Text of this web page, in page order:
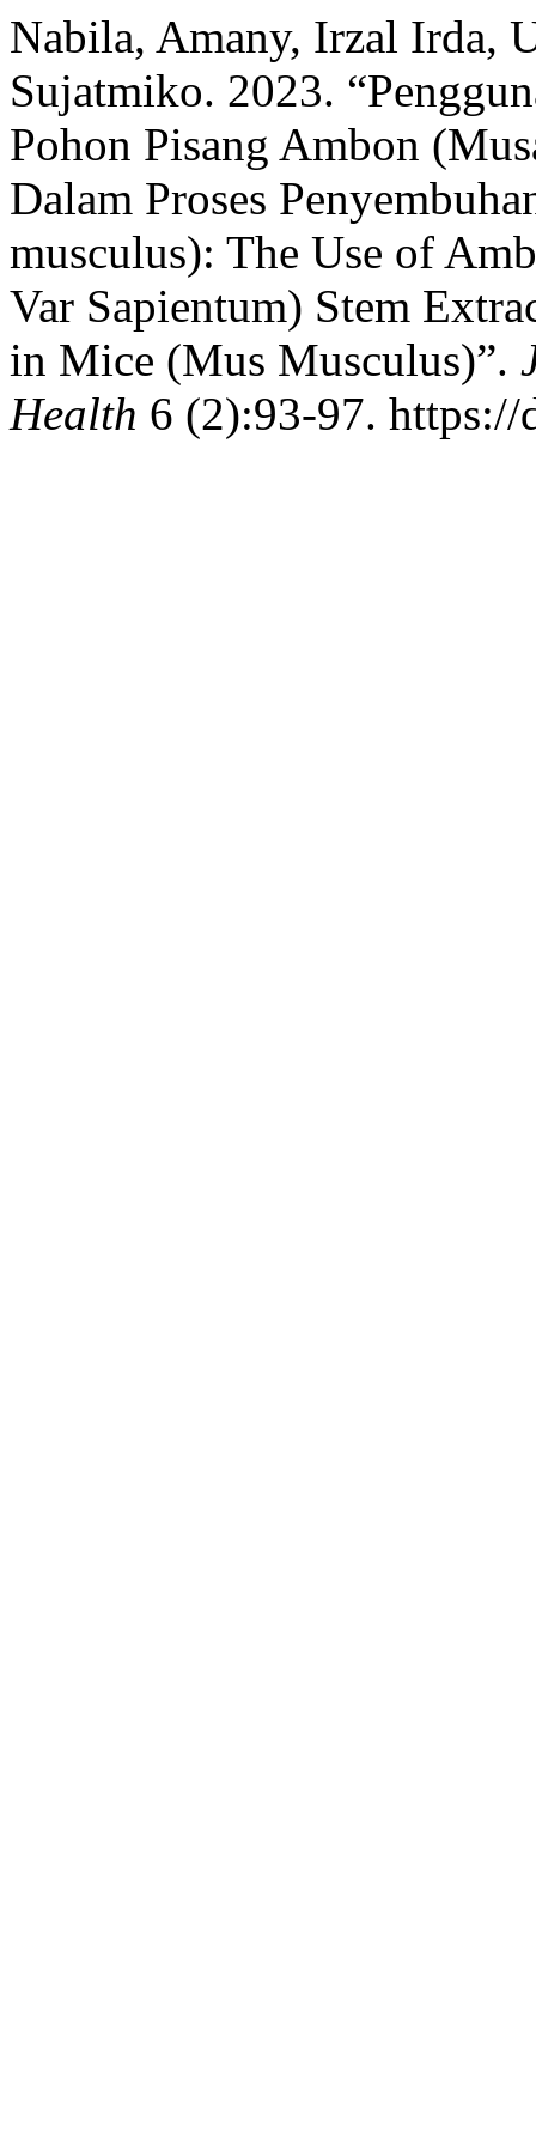
Nabila, Amany, Irzal Irda,
Sujatmiko. 2023.
Pohon Pisang Ambon
Dalam Proses
musculus): The Use of
Var Sapientum) Stem
in Mice (Mus Musculus)”.
Health 6 (2):93-97.